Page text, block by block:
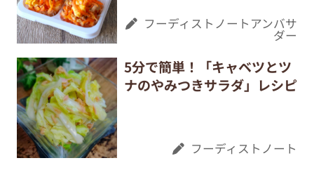
フーディストノートアンバサ
ダー
5分で簡単！「キャベツとツ
ナのやみつきサラダ」レシピ
フーディストノート